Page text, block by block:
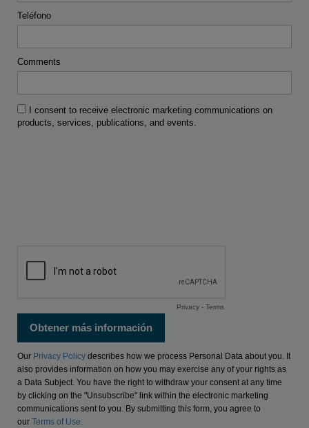
Teléfono
Comments
I consent to receive electronic marketing communications on
products, services, publications, and events.
Privacy - Terms
Our Privacy Policy describes how we process Personal Data about you. It
also provides information on how you may exercise any of your rights as
a Data Subject. You have the right to withdraw your consent at any time
by clicking on the "Unsubscribe" link within the electronic marketing
communications sent to you. By submitting this form, you agree to
our Terms of Use.